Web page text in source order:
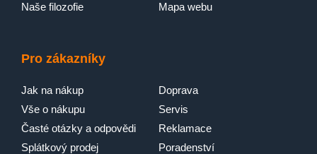
Naše filozofie
Mapa webu
Pro zákazníky
Jak na nákup
Vše o nákupu
Časté otázky a odpovědi
Splátkový prodej
Doprava
Servis
Reklamace
Poradenství